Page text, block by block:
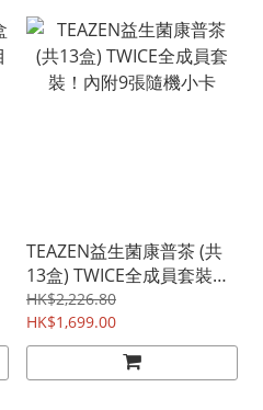
TEAZEN益生菌康普茶 (共
13盒) TWICE全成員套裝！
內附9張隨機小卡
HK$2,226.80
HK$1,699.00